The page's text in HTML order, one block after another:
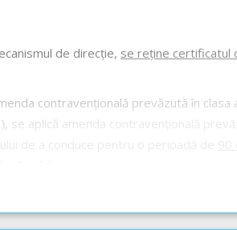
de direcție, se reține certificatul
contravențională prevăzută în clasa
, se aplică amenda contravențională
de a conduce pentru o perioadă de